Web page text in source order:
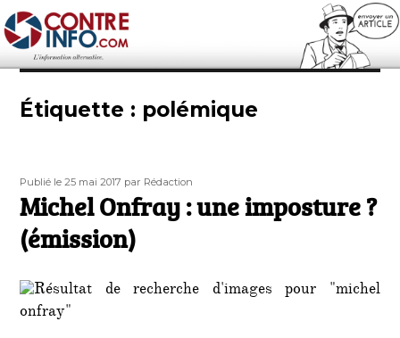
Contre-Info
Étiquette : polémique
Publié
le
Publié le 25 mai 2017 Auteur
par Rédaction
Michel Onfray : une imposture ?
(émission)